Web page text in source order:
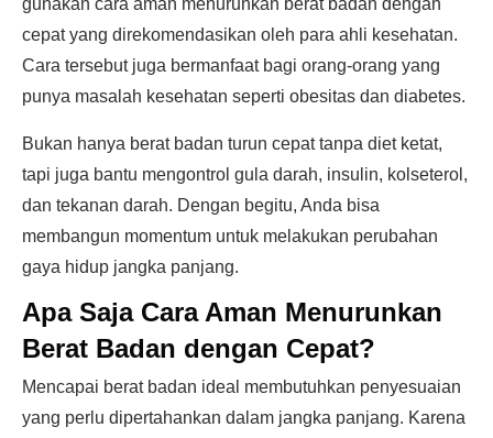
gunakan cara aman menurunkan berat badan dengan
cepat yang direkomendasikan oleh para ahli kesehatan.
Cara tersebut juga bermanfaat bagi orang-orang yang
punya masalah kesehatan seperti obesitas dan diabetes.
Bukan hanya berat badan turun cepat tanpa diet ketat,
tapi juga bantu mengontrol gula darah, insulin, kolseterol,
dan tekanan darah. Dengan begitu, Anda bisa
membangun momentum untuk melakukan perubahan
gaya hidup jangka panjang.
Apa Saja Cara Aman Menurunkan
Berat Badan dengan Cepat?
Mencapai berat badan ideal membutuhkan penyesuaian
yang perlu dipertahankan dalam jangka panjang. Karena